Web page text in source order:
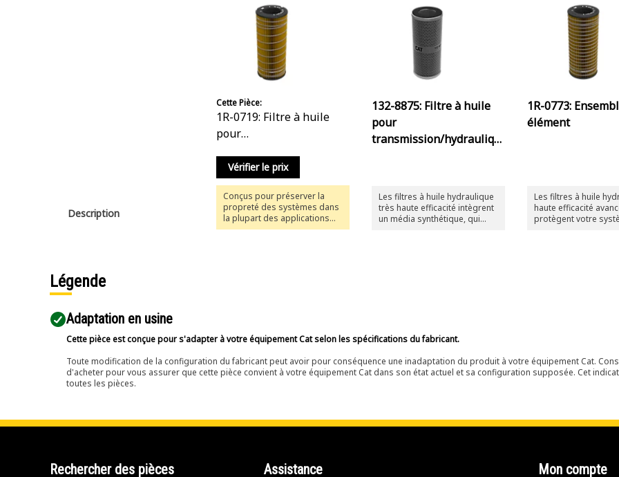
Description
Cette Pièce:
1R-0719: Filtre à huile
pour
Vérifier le prix
Conçus pour préserver la
propreté des systèmes dans
la plupart des applications
générales et légères, les
132-8875: Filtre à huile
pour
transmission/hydrauliqu
Les filtres à huile hydraulique
très haute efficacité intègrent
un média synthétique, qui
1R-0773:
élément
Les filtres à huile
haute efficacité
protègent votre
Légende
Adaptation en usine
Cette pièce est conçue pour s'adapter à votre équipement Cat selon les spécifications du fabricant.
Toute modification de la configuration du fabricant peut avoir pour conséquence une inadaptation du produit à votre équipement Cat.
d'acheter pour vous assurer que cette pièce convient à votre équipement Cat dans son état actuel et sa configuration supposée. Cet
toutes les pièces.
Rechercher des pièces Assistance Mon compte